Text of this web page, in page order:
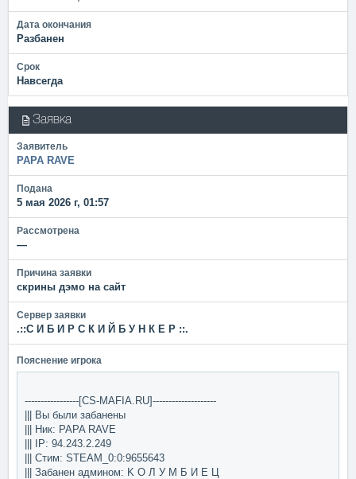
Дата окончания
Разбанен
Срок
Навсегда
Заявка
Заявитель
PAPA RAVE
Подана
5 мая 2026 г, 01:57
Рассмотрена
—
Причина заявки
скрины дэмо на сайт
Сервер заявки
.::С И Б И Р С К И Й Б У Н К Е Р ::.
Пояснение игрока
-----------------[CS-MAFIA.RU]--------------------
||| Вы были забанены
||| Ник: PAPA RAVE
||| IP: 94.243.2.249
||| Стим: STEAM_0:0:9655643
||| Забанен админом: K O Л У M Б И E Ц